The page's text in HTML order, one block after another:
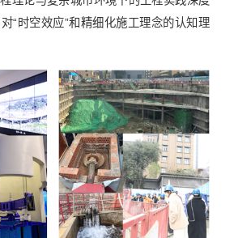
“时空效应”和精细化施工理念的认知理